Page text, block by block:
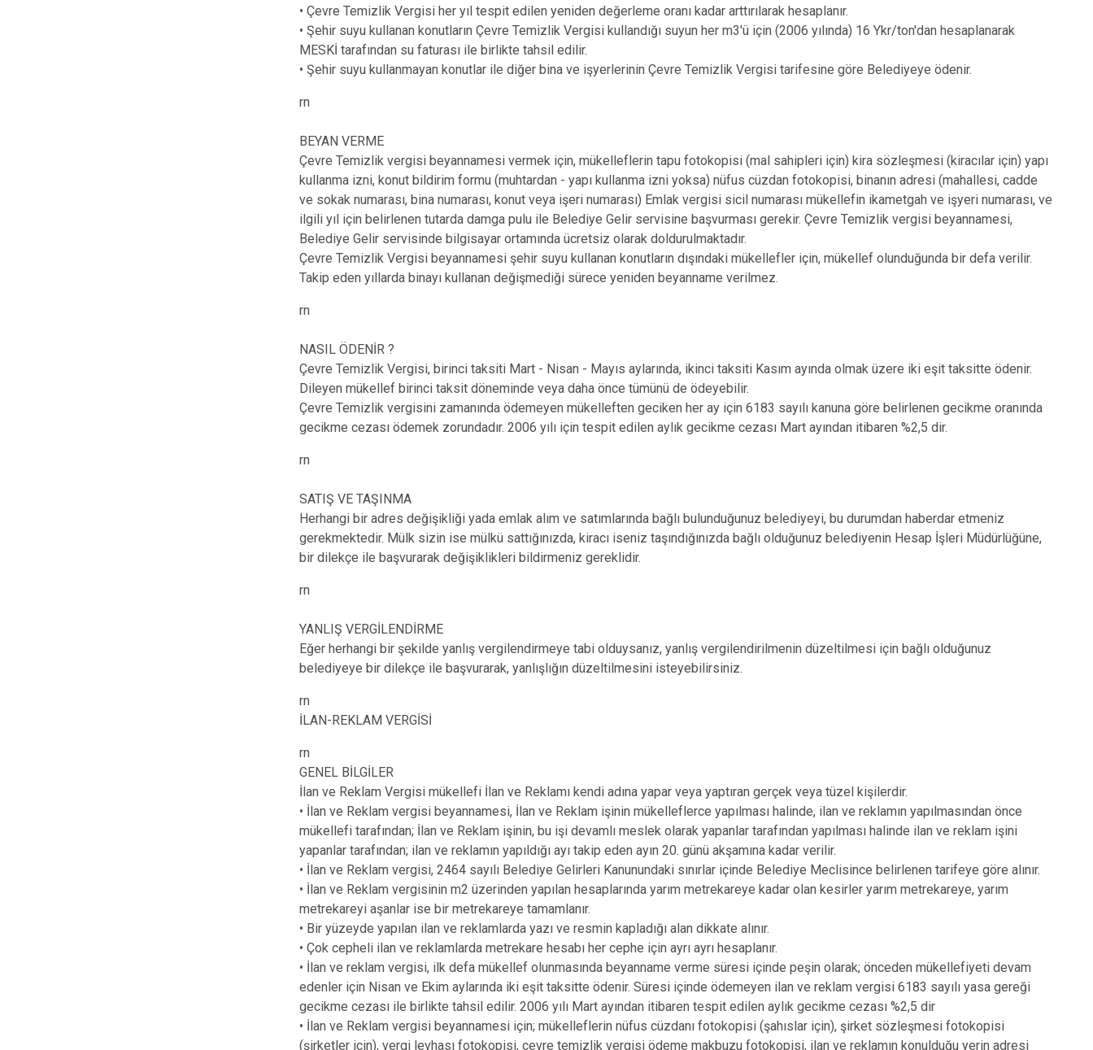
• Çevre Temizlik Vergisi her yıl tespit edilen yeniden değerleme oranı kadar arttırılarak hesaplanır.
• Şehir suyu kullanan konutların Çevre Temizlik Vergisi kullandığı suyun her m3'ü için (2006 yılında) 16 Ykr/ton'dan hesaplanarak
MESKİ tarafından su faturası ile birlikte tahsil edilir.
• Şehir suyu kullanmayan konutlar ile diğer bina ve işyerlerinin Çevre Temizlik Vergisi tarifesine göre Belediyeye ödenir.
rn
BEYAN VERME
Çevre Temizlik vergisi beyannamesi vermek için, mükelleflerin tapu fotokopisi (mal sahipleri için) kira sözleşmesi (kiracılar için) yapı
kullanma izni, konut bildirim formu (muhtardan - yapı kullanma izni yoksa) nüfus cüzdan fotokopisi, binanın adresi (mahallesi, cadde
ve sokak numarası, bina numarası, konut veya işeri numarası) Emlak vergisi sicil numarası mükellefin ikametgah ve işyeri numarası, ve
ilgili yıl için belirlenen tutarda damga pulu ile Belediye Gelir servisine başvurması gerekir. Çevre Temizlik vergisi beyannamesi,
Belediye Gelir servisinde bilgisayar ortamında ücretsiz olarak doldurulmaktadır.
Çevre Temizlik Vergisi beyannamesi şehir suyu kullanan konutların dışındaki mükellefler için, mükellef olunduğunda bir defa verilir.
Takip eden yıllarda binayı kullanan değişmediği sürece yeniden beyanname verilmez.
rn
NASIL ÖDENİR ?
Çevre Temizlik Vergisi, birinci taksiti Mart - Nisan - Mayıs aylarında, ikinci taksiti Kasım ayında olmak üzere iki eşit taksitte ödenir.
Dileyen mükellef birinci taksit döneminde veya daha önce tümünü de ödeyebilir.
Çevre Temizlik vergisini zamanında ödemeyen mükelleften geciken her ay için 6183 sayılı kanuna göre belirlenen gecikme oranında
gecikme cezası ödemek zorundadır. 2006 yılı için tespit edilen aylık gecikme cezası Mart ayından itibaren %2,5 dir.
rn
SATIŞ VE TAŞINMA
Herhangi bir adres değişikliği yada emlak alım ve satımlarında bağlı bulunduğunuz belediyeyi, bu durumdan haberdar etmeniz
gerekmektedir. Mülk sizin ise mülkü sattığınızda, kiracı iseniz taşındığınızda bağlı olduğunuz belediyenin Hesap İşleri Müdürlüğüne,
bir dilekçe ile başvurarak değişiklikleri bildirmeniz gereklidir.
rn
YANLIŞ VERGİLENDİRME
Eğer herhangi bir şekilde yanlış vergilendirmeye tabi olduysanız, yanlış vergilendirilmenin düzeltilmesi için bağlı olduğunuz
belediyeye bir dilekçe ile başvurarak, yanlışlığın düzeltilmesini isteyebilirsiniz.
rn
İLAN-REKLAM VERGİSİ
rn
GENEL BİLGİLER
İlan ve Reklam Vergisi mükellefi İlan ve Reklamı kendi adına yapar veya yaptıran gerçek veya tüzel kişilerdir.
• İlan ve Reklam vergisi beyannamesi, İlan ve Reklam işinin mükelleflerce yapılması halinde, ilan ve reklamın yapılmasından önce
mükellefi tarafından; İlan ve Reklam işinin, bu işi devamlı meslek olarak yapanlar tarafından yapılması halinde ilan ve reklam işini
yapanlar tarafından; ilan ve reklamın yapıldığı ayı takip eden ayın 20. günü akşamına kadar verilir.
• İlan ve Reklam vergisi, 2464 sayılı Belediye Gelirleri Kanunundaki sınırlar içinde Belediye Meclisince belirlenen tarifeye göre alınır.
• İlan ve Reklam vergisinin m2 üzerinden yapılan hesaplarında yarım metrekareye kadar olan kesirler yarım metrekareye, yarım
metrekareyi aşanlar ise bir metrekareye tamamlanır.
• Bir yüzeyde yapılan ilan ve reklamlarda yazı ve resmin kapladığı alan dikkate alınır.
• Çok cepheli ilan ve reklamlarda metrekare hesabı her cephe için ayrı ayrı hesaplanır.
• İlan ve reklam vergisi, ilk defa mükellef olunmasında beyanname verme süresi içinde peşin olarak; önceden mükellefiyeti devam
edenler için Nisan ve Ekim aylarında iki eşit taksitte ödenir. Süresi içinde ödemeyen ilan ve reklam vergisi 6183 sayılı yasa gereği
gecikme cezası ile birlikte tahsil edilir. 2006 yılı Mart ayından itibaren tespit edilen aylık gecikme cezası %2,5 dir
• İlan ve Reklam vergisi beyannamesi için; mükelleflerin nüfus cüzdanı fotokopisi (şahıslar için), şirket sözleşmesi fotokopisi
(şirketler için), vergi levhası fotokopisi, çevre temizlik vergisi ödeme makbuzu fotokopisi, ilan ve reklamın konulduğu yerin adresi